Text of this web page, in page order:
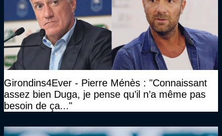
Girondins4Ever - Pierre Ménès : "Connaissant
assez bien Duga, je pense qu’il n’a même pas
besoin de ça..."